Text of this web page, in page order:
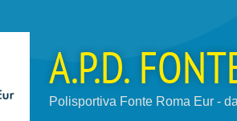
A.P.D.
Polisportiva Fonte Roma Eur -